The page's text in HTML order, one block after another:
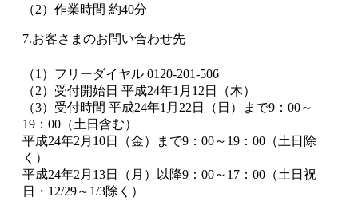
（2）作業時間 約40分
7.お客さまのお問い合わせ先
（1）フリーダイヤル 0120-201-506
（2）受付開始日 平成24年1月12日（木）
（3）受付時間 平成24年1月22日（日）まで9：00～
19：00（土日含む）
平成24年2月10日（金）まで9：00～19：00（土日除
く）
平成24年2月13日（月）以降9：00～17：00（土日祝
日・12/29～1/3除く）